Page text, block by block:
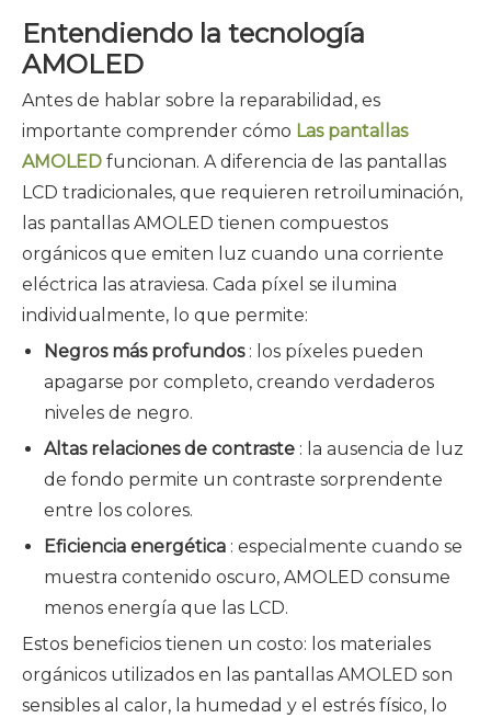
Entendiendo la tecnología
AMOLED
Antes de hablar sobre la reparabilidad, es
importante comprender cómo Las pantallas
AMOLED funcionan. A diferencia de las pantallas
LCD tradicionales, que requieren retroiluminación,
las pantallas AMOLED tienen compuestos
orgánicos que emiten luz cuando una corriente
eléctrica las atraviesa. Cada píxel se ilumina
individualmente, lo que permite:
Negros más profundos : los píxeles pueden
apagarse por completo, creando verdaderos
niveles de negro.
Altas relaciones de contraste : la ausencia de luz
de fondo permite un contraste sorprendente
entre los colores.
Eficiencia energética : especialmente cuando se
muestra contenido oscuro, AMOLED consume
menos energía que las LCD.
Estos beneficios tienen un costo: los materiales
orgánicos utilizados en las pantallas AMOLED son
sensibles al calor, la humedad y el estrés físico, lo